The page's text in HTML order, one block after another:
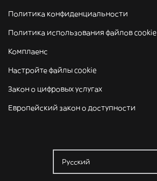
Политика конфиденциальности
Политика использования файлов cookie
Комплаенс
Настройте файлы cookie
Закон о цифровых услугах
Европейский закон о доступности